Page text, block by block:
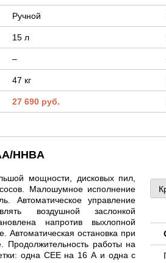
Ручной
15 л
–
47 кг
27 690 руб.
HHBA
мощности, дисковых пил,
Малошумное исполнение
Автоматическое управление
воздушной заслонкой
напротив выхлопной
Автоматическая остановка при
Продолжительность работы на
одна СЕЕ на 16 А и одна с